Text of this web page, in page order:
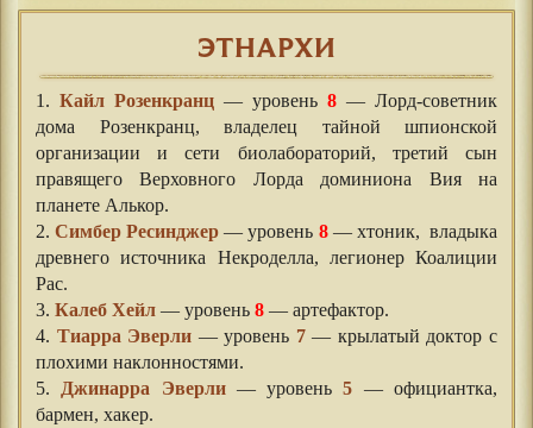
ЭТНАРХИ
1. Кайл Розенкранц — уровень 8 — Лорд-советник
дома Розенкранц, владелец тайной шпионской
организации и сети биолабораторий, третий сын
правящего Верховного Лорда доминиона Вия на
планете Алькор.
2.Симбер Ресинджер — уровень 8— хтоник, владыка
древнего источника Некроделла, легионер Коалиции
Рас.
3. Калеб Хейл — уровень 8 — артефактор.
4. Тиарра Эверли — уровень 7— крылатый доктор с
плохими наклонностями.
5. Джинарра Эверли— уровень5 — официантка,
бармен, хакер.